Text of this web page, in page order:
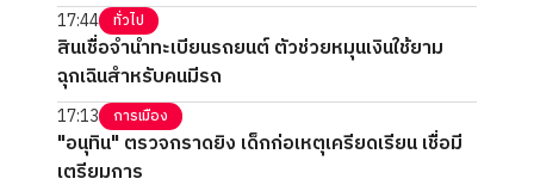
17:44 ทั่วไป
สินเชื่อจำนำทะเบียนรถยนต์ ตัวช่วยหมุนเงินใช้ยาม
ฉุกเฉินสำหรับคนมีรถ
17:13 การเมือง
"อนุทิน" ตรวจกราดยิง เด็กก่อเหตุเครียดเรียน เชื่อมี
เตรียมการ